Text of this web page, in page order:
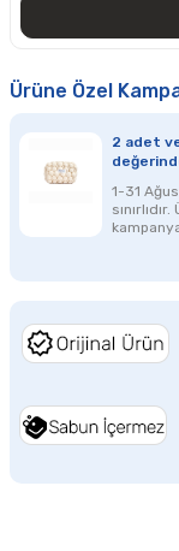
Ürüne Özel
2 adet
1-31